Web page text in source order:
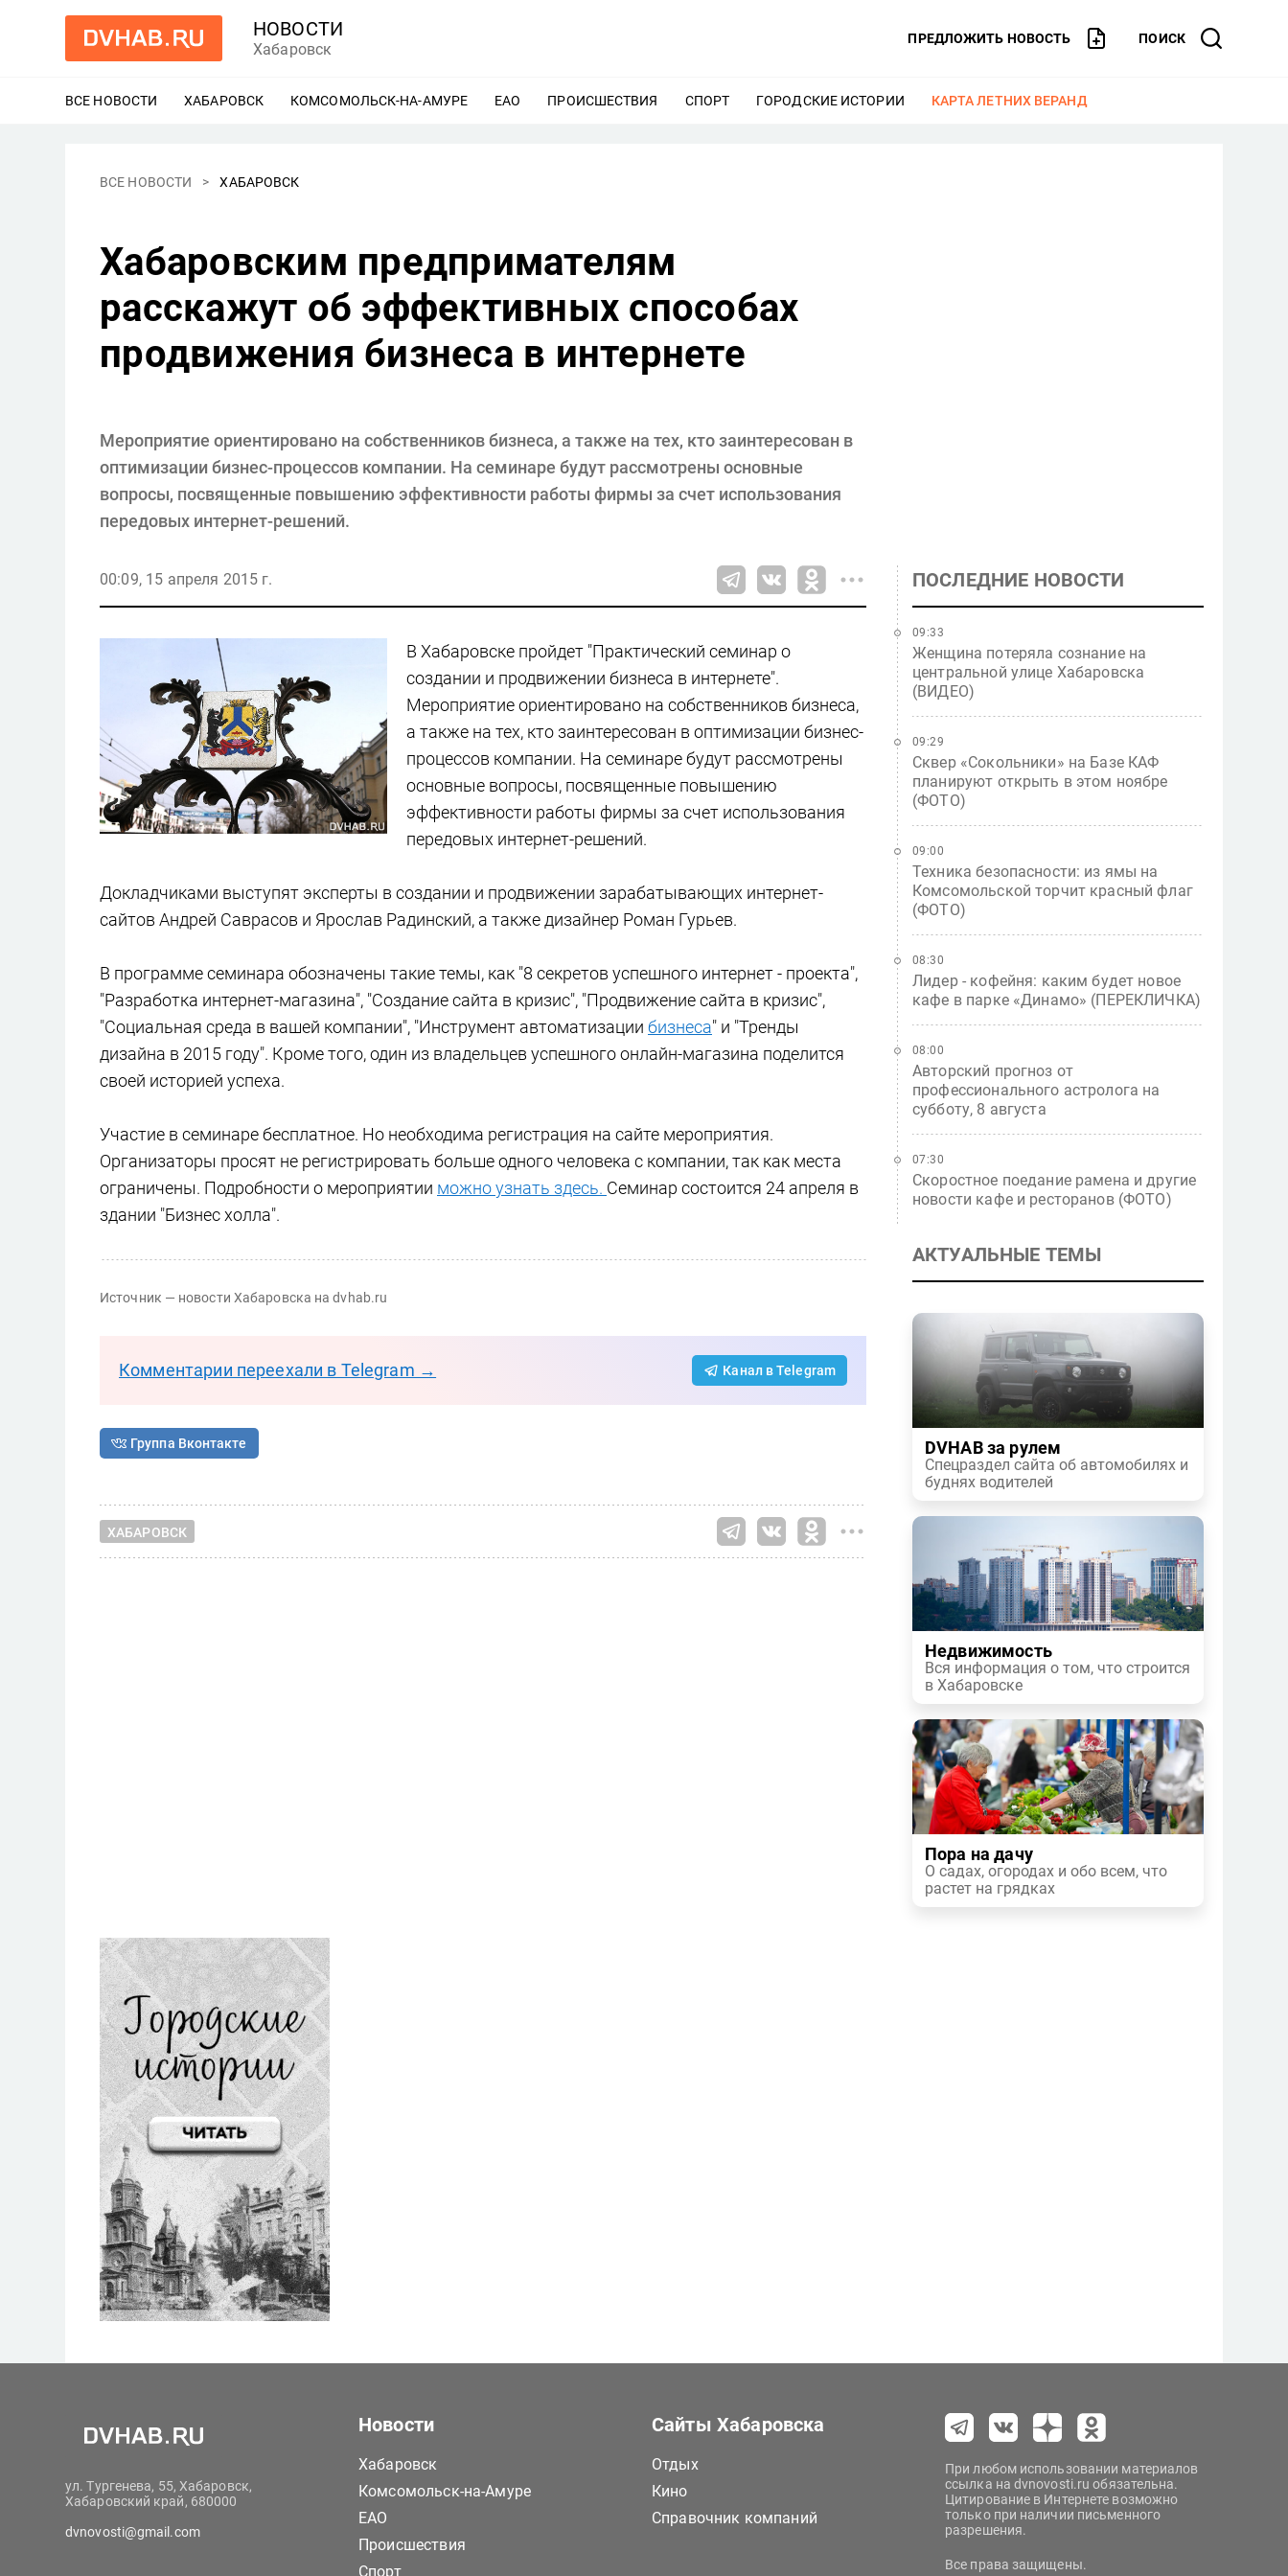
НОВОСТИ
Хабаровск
ПРЕДЛОЖИТЬ НОВОСТЬ ПОИСК
ВСЕ НОВОСТИ ХАБАРОВСК ЕЩЕ
КОМСОМОЛЬСК-НА-АМУРЕ ЕЩЕ
ЕАО ЕЩЕ
ПРОИСШЕСТВИЯ ЕЩЕ
СПОРТ ЕЩЕ
ГОРОДСКИЕ ИСТОРИИ ЕЩЕ
КАРТА ЛЕТНИХ ВЕРАНД
ВСЕ НОВОСТИ ХАБАРОВСК
Хабаровским предпримателям
расскажут об эффективных способах
продвижения бизнеса в интернете
Мероприятие ориентировано на собственников бизнеса, а также на тех, кто заинтересован в
оптимизации бизнес-процессов компании. На семинаре будут рассмотрены основные
вопросы, посвященные повышению эффективности работы фирмы за счет использования
передовых интернет-решений.
00:09, 15 апреля 2015 г.
В Хабаровске пройдет "Практический семинар о
создании и продвижении бизнеса в интернете".
Мероприятие ориентировано на собственников бизнеса,
а также на тех, кто заинтересован в оптимизации бизнес-
процессов компании. На семинаре будут рассмотрены
основные вопросы, посвященные повышению
эффективности работы фирмы за счет использования
передовых интернет-решений.
Докладчиками выступят эксперты в создании и продвижении зарабатывающих интернет-
сайтов Андрей Саврасов и Ярослав Радинский, а также дизайнер Роман Гурьев.
В программе семинара обозначены такие темы, как "8 секретов успешного интернет - проекта",
"Разработка интернет-магазина", "Создание сайта в кризис", "Продвижение сайта в кризис",
"Социальная среда в вашей компании", "Инструмент автоматизации бизнеса" и "Тренды
дизайна в 2015 году". Кроме того, один из владельцев успешного онлайн-магазина поделится
своей историей успеха.
Участие в семинаре бесплатное. Но необходима регистрация на сайте мероприятия.
Организаторы просят не регистрировать больше одного человека с компании, так как места
ограничены. Подробности о мероприятии можно узнать здесь. Семинар состоится 24 апреля в
здании "Бизнес холла".
Источник — новости Хабаровска на dvhab.ru
Комментарии переехали в Telegram → Канал в Telegram
Группа Вконтакте
ХАБАРОВСК
ПОСЛЕДНИЕ НОВОСТИ
Женщина потеряла сознание на
центральной улице Хабаровска
(ВИДЕО)
09:33
Сквер «Сокольники» на Базе КАФ
планируют открыть в этом ноябре
(ФОТО)
09:29
Техника безопасности: из ямы на
Комсомольской торчит красный флаг
(ФОТО)
09:00
Лидер - кофейня: каким будет новое
кафе в парке «Динамо» (ПЕРЕКЛИЧКА)
08:30
Авторский прогноз от
профессионального астролога на
субботу, 8 августа
08:00
Скоростное поедание рамена и другие
новости кафе и ресторанов (ФОТО)
07:30
АКТУАЛЬНЫЕ ТЕМЫ
DVHAB за рулем
Спецраздел сайта об автомобилях и
буднях водителей
Недвижимость
Вся информация о том, что строится
в Хабаровске
Пора на дачу
О садах, огородах и обо всем, что
растет на грядках
ул. Тургенева, 55, Хабаровск,
Хабаровский край, 680000
dvnovosti@gmail.com
Новости
Хабаровск
Комсомольск-на-Амуре
ЕАО
Происшествия
Спорт
Сайты Хабаровска
Отдых
Кино
Справочник компаний
При любом использовании материалов
ссылка на dvnovosti.ru обязательна.
Цитирование в Интернете возможно
только при наличии письменного
разрешения.
Все права защищены.